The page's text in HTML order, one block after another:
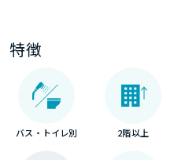
特徴
バス・トイレ別 2階以上